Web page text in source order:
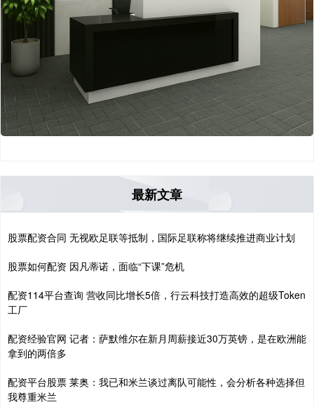
最新文章
股票配资合同 无视欧足联等抵制，国际足联称将继续推进商业计划
股票如何配资 因凡蒂诺，面临“下课”危机
配资114平台查询 营收同比增长5倍，行云科技打造高效的超级Token
工厂
配资经验官网 记者：萨默维尔在新月周薪接近30万英镑，是在欧洲能
拿到的两倍多
配资平台股票 莱奥：我已和米兰谈过离队可能性，会分析各种选择但
我尊重米兰